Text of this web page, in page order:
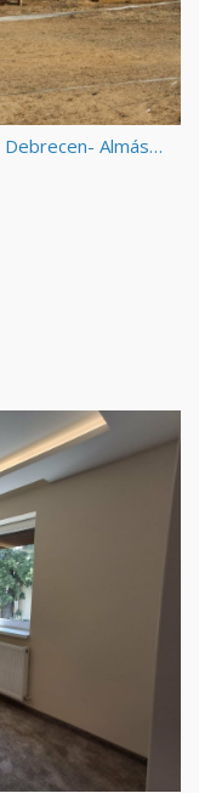
11.600 nm-es tanya 60 nm lakóházzal Debrecen- Almáskertben